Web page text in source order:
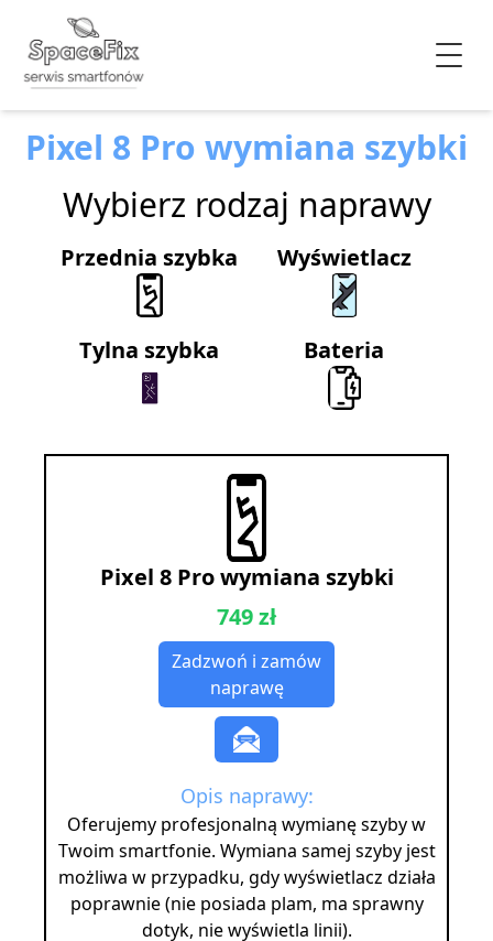
Pixel 8 Pro wymiana szybki
Wybierz rodzaj naprawy
Przednia szybka Wyświetlacz
Tylna szybka Bateria
Pixel 8 Pro wymiana szybki
749 zł
Zadzwoń i zamów
naprawę
Opis naprawy:
Oferujemy profesjonalną wymianę szyby w
Twoim smartfonie. Wymiana samej szyby jest
możliwa w przypadku, gdy wyświetlacz działa
poprawnie (nie posiada plam, ma sprawny
dotyk, nie wyświetla linii).